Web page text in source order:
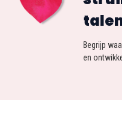
Begrijp
en